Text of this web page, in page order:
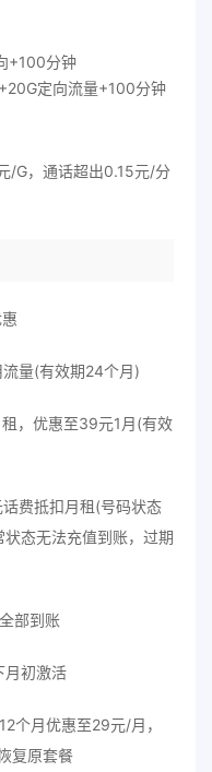
+100分钟
定向流量+100分钟
/G，通话超出0.15元/分
量(有效期24个月)
，优惠至39元1月(有效
费抵扣月租(号码状态
态无法充值到账，过期
部到账
月初激活
个月优惠至29元/月，
复原套餐